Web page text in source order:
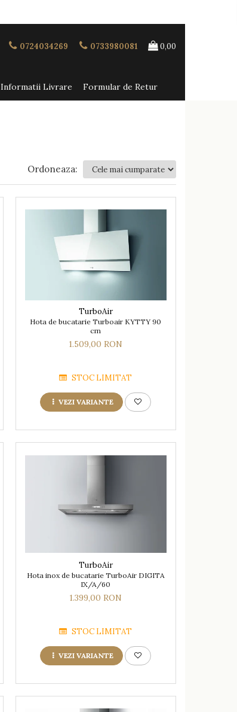
0724034269 0733980081 0,00
Informatii Livrare Formular de Retur
Ordoneaza:
TurboAir
Hota de bucatarie Turboair KYTTY 90
cm
1.509,00 RON
STOC LIMITAT
VEZI VARIANTE
TurboAir
Hota inox de bucatarie TurboAir DIGITA
IX/A/60
1.399,00 RON
STOC LIMITAT
VEZI VARIANTE